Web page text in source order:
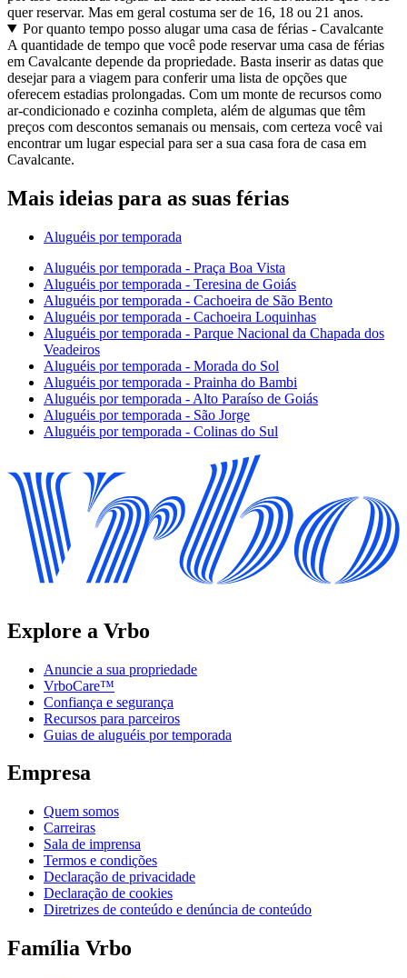
quer reservar. Mas em geral costuma ser de 16, 18 ou 21 anos.
Por quanto tempo posso alugar uma casa de férias - Cavalcante
A quantidade de tempo que você pode reservar uma casa de férias
em Cavalcante depende da propriedade. Basta inserir as datas que
desejar para a viagem para conferir uma lista de opções que
oferecem estadias prolongadas. Com um monte de recursos como
ar-condicionado e cozinha completa, além de algumas que têm
preços com descontos semanais ou mensais, com certeza você vai
encontrar um lugar especial para ser a sua casa fora de casa em
Cavalcante.
Mais ideias para as suas férias
Aluguéis por temporada
Aluguéis por temporada - Praça Boa Vista
Aluguéis por temporada - Teresina de Goiás
Aluguéis por temporada - Cachoeira de São Bento
Aluguéis por temporada - Cachoeira Loquinhas
Aluguéis por temporada - Parque Nacional da Chapada dos
Veadeiros
Aluguéis por temporada - Morada do Sol
Aluguéis por temporada - Prainha do Bambi
Aluguéis por temporada - Alto Paraíso de Goiás
Aluguéis por temporada - São Jorge
Aluguéis por temporada - Colinas do Sul
Explore a Vrbo
Anuncie a sua propriedade
VrboCare™
Confiança e segurança
Recursos para parceiros
Guias de aluguéis por temporada
Empresa
Quem somos
Carreiras
Sala de imprensa
Termos e condições
Declaração de privacidade
Declaração de cookies
Diretrizes de conteúdo e denúncia de conteúdo
Família Vrbo